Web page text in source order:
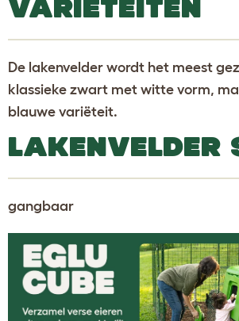
VARIËTEITEN
De lakenvelder wordt het meest
klassieke zwart met witte vorm,
blauwe variëteit.
LAKENVELDER
gangbaar